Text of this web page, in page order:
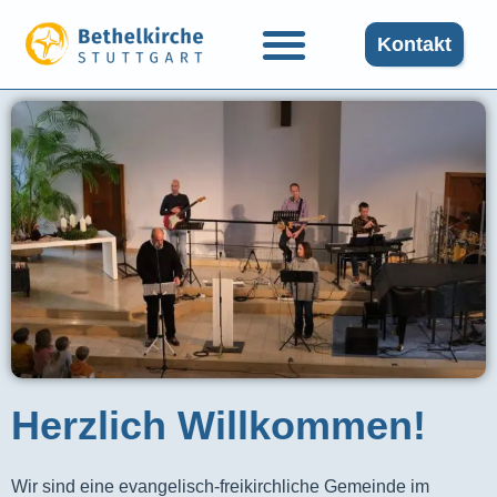
Kontakt
Herzlich Willkommen!
Wir sind eine evangelisch-freikirchliche Gemeinde im